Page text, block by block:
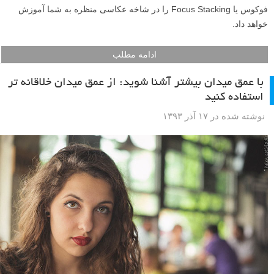
فوکوس یا Focus Stacking را در شاخه عکاسی منظره به شما آموزش
خواهد داد.
ادامه مطلب
با عمق میدان بیشتر آشنا شوید: از عمق میدان خلاقانه تر
استفاده کنید
نوشته شده در ۱۷ آذر ۱۳۹۳